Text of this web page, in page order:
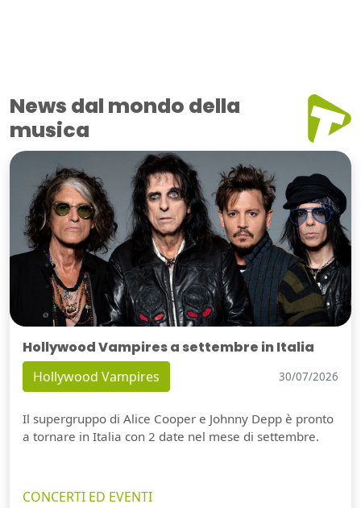
News dal mondo della
musica
Hollywood Vampires a settembre in Italia
Hollywood Vampires 30/07/2026
Il supergruppo di Alice Cooper e Johnny Depp è pronto
a tornare in Italia con 2 date nel mese di settembre.
CONCERTI ED EVENTI